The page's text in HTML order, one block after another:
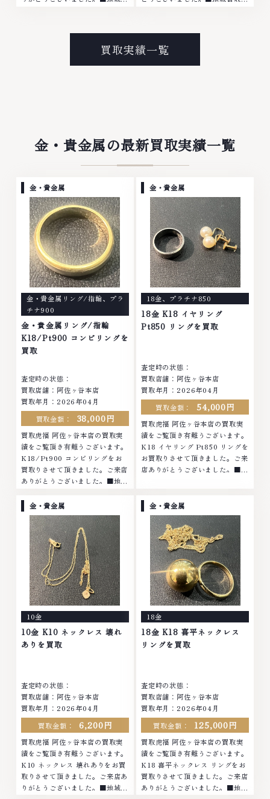
お酒買取りのことなら、お任せく
ださいなかでも金・プラチナ等の
アクセサリー・貴金属・宝石・ダ
イヤモンド・ジュエリーや ブラ
店ではお値段の付かなかったお品
い。TEL: 0120-959-764営業
時間: 10:00～19:00定休日: 年中
無休
酒買取りのことなら、お任せくだ
さいなかでも金・プラチナ等のア
クセサリー・貴金属・宝石・ダイ
ヤモンド・ジュエリーや ブラン
店ではお値段の付かなかったお品
い。TEL: 0120-959-764営業
時間: 10:00～19:00定休日: 年中
無休
買取実績一覧
金・貴金属の最新買取実績一覧
金・貴金属
金・貴金属リング/指輪、 プラ
チナ900
金・貴金属リング/指輪
K18/Pt900 コンビリングを
買取
査定時の状態：
買取店舗：阿佐ヶ谷本店
買取年月：2026年04月
買取金額：
38,000円
買取虎福 阿佐ヶ谷本店の買取実
績をご覧頂き有難うございます。
K18/Pt900 コンビリングをお
買取りさせて頂きました。ご来店
ありがとうございました。■地域
ヤモンド ブランド品 ブランド衣
類 お酒買取りのことなら、お任
せくださいなかでも金・プラチナ
等のアクセサリー・貴金属・宝
石・ダイヤモンド・ジュエリーや
ブランド品・時計等は特に自信を
持って、高額査定を実現しており
ます。 古くて使わなくなってし
まったアクセサリー、動かなくな
ってしまった腕時計、多くのお品
物の高価買取りを実現しており、
他店ではお値段の付かなかったお
品物でも、一点一点丁寧に無料で
中無休
金・貴金属
18金、 プラチナ850
18金 K18 イヤリング
Pt850 リングを買取
査定時の状態：
買取店舗：阿佐ヶ谷本店
買取年月：2026年04月
買取金額：
54,000円
買取虎福 阿佐ヶ谷本店の買取実
績をご覧頂き有難うございます。
K18 イヤリング Pt850 リングを
お買取りさせて頂きました。ご来
店ありがとうございました。■地
衣類 お酒買取りのことなら、お
任せくださいなかでも金・プラチ
ナ等のアクセサリー・貴金属・宝
石・ダイヤモンド・ジュエリーや
ブランド品・時計等は特に自信を
持って、高額査定を実現しており
ます。 古くて使わなくなってし
まったアクセサリー、動かなくな
ってしまった腕時計、多くのお品
物の高価買取りを実現しており、
他店ではお値段の付かなかったお
品物でも、一点一点丁寧に無料で
査定します。お気軽にご連絡くだ
金・貴金属
10金
10金 K10 ネックレス 壊れ
ありを買取
査定時の状態：
買取店舗：阿佐ヶ谷本店
買取年月：2026年04月
買取金額：
6,200円
買取虎福 阿佐ヶ谷本店の買取実
績をご覧頂き有難うございます。
K10 ネックレス 壊れありをお買
取りさせて頂きました。ご来店あ
りがとうございました。■地域買
金・貴金属
18金
18金 K18 喜平ネックレス
リングを買取
査定時の状態：
買取店舗：阿佐ヶ谷本店
買取年月：2026年04月
買取金額：
125,000円
買取虎福 阿佐ヶ谷本店の買取実
績をご覧頂き有難うございます。
K18 喜平ネックレス リングをお
買取りさせて頂きました。ご来店
ありがとうございました。■地域